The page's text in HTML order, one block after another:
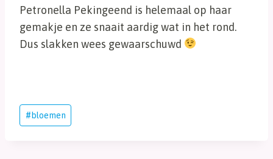
Petronella Pekingeend is helemaal op haar
gemakje en ze snaait aardig wat in het rond.
Dus slakken wees gewaarschuwd
Bericht
tags:
#bloemen